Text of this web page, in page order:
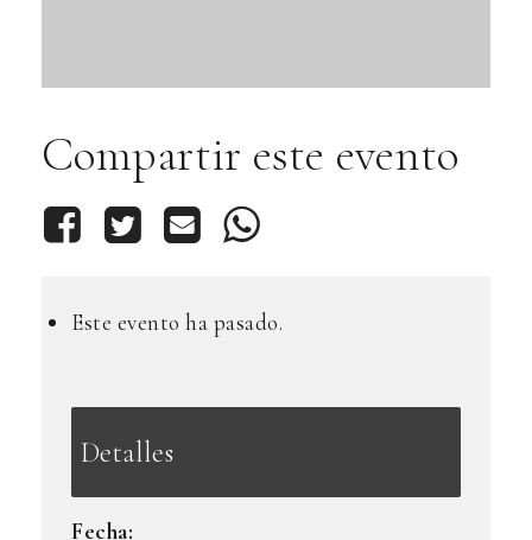
Compartir este evento
Este evento ha pasado.
Detalles
Fecha: